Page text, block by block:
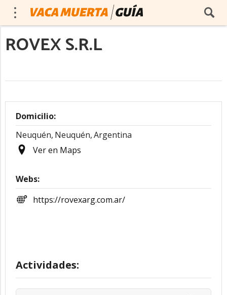
ROVEX S.R.L
Domicilio:
Neuquén, Neuquén,Argentina
Ver en Maps
Webs:
https://rovexarg.com.ar/
Actividades: